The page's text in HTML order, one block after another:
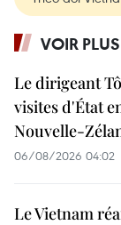
VOIR PLUS
Le dirigeant
visites d'État
Nouvelle-
06/08/2026 04:02
Le Vietnam